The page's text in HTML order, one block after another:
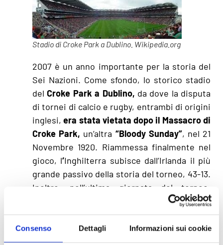
Consenso Dettagli Informazioni sui cookie
Stadio di Croke Park a Dublino. Wikipedia.org
2007 è un anno importante per la storia del
Sei Nazioni. Come sfondo, lo storico stadio
del Croke Park a Dublino, da dove la disputa
di tornei di calcio e rugby, entrambi di origini
inglesi, era stata vietata dopo il Massacro di
Croke Park, un’altra “Bloody Sunday”, nel 21
Novembre 1920. Riammessa finalmente nel
gioco, l‘Inghilterra subisce dall’Irlanda il più
grande passivo della storia del torneo, 43-13.
Inoltre, nell’ultima giornata del torneo,
quattro squadre hanno matematicamente la
possibilità di aggiudicarsi la vittoria. Il
Grande Slam sarà però vinto dalla Francia,
con una sfida che accende gli animi degli